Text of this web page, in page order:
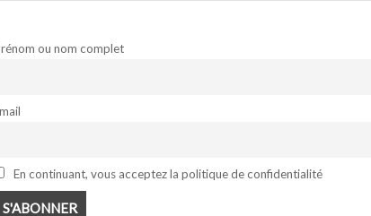
ou nom complet
En continuant, vous acceptez la politique de confidentialité